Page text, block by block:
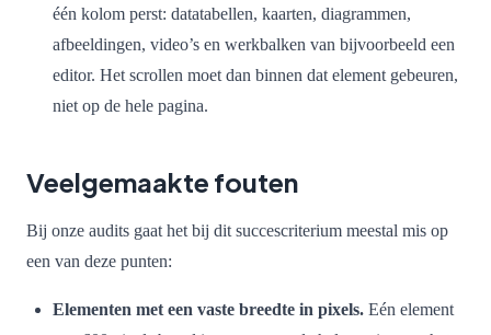
één kolom perst: datatabellen, kaarten, diagrammen,
afbeeldingen, video’s en werkbalken van bijvoorbeeld een
editor. Het scrollen moet dan binnen dat element gebeuren,
niet op de hele pagina.
Veelgemaakte fouten
Bij onze audits gaat het bij dit succescriterium meestal mis op
een van deze punten:
Elementen met een vaste breedte in pixels. Eén element